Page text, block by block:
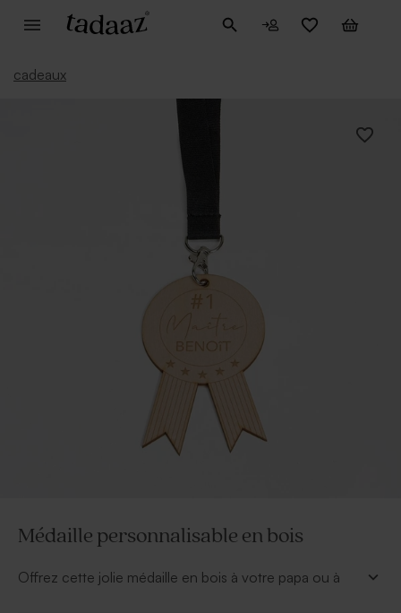
cadeaux
Médaille personnalisable en bois
Offrez cette jolie médaille en bois à votre papa ou à